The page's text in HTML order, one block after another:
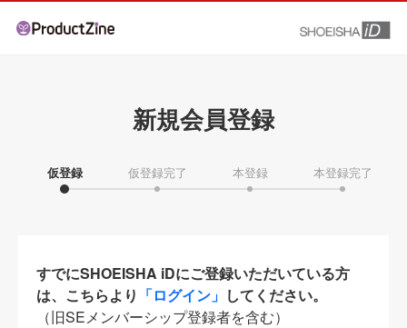
新規会員登録
仮登録 仮登録完了 本登録 本登録完了
すでにSHOEISHA iDにご登録いただいている方
は、こちらより 「ログイン」 してください。
（旧SEメンバーシップ登録者を含む）